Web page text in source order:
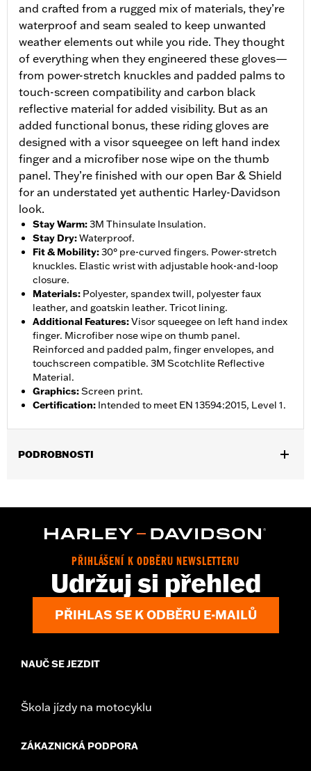
and crafted from a rugged mix of materials, they’re
waterproof and seam sealed to keep unwanted
weather elements out while you ride. They thought
of everything when they engineered these gloves—
from power-stretch knuckles and padded palms to
touch-screen compatibility and carbon black
reflective material for added visibility. But as an
added functional bonus, these riding gloves are
designed with a visor squeegee on left hand index
finger and a microfiber nose wipe on the thumb
panel. They’re finished with our open Bar & Shield
for an understated yet authentic Harley-Davidson
look.
Stay Warm:3M Thinsulate Insulation.
Stay Dry:Waterproof.
Fit & Mobility:30° pre-curved fingers. Power-stretch
knuckles. Elastic wrist with adjustable hook-and-loop
closure.
Materials: Polyester, spandex twill, polyester faux
leather, and goatskin leather. Tricot lining.
Additional Features:Visor squeegee on left hand index
finger. Microfiber nose wipe on thumb panel.
Reinforced and padded palm, finger envelopes, and
touchscreen compatible. 3M Scotchlite Reflective
Material.
Graphics:Screen print.
Certification: Intended to meet EN 13594:2015, Level 1.
PODROBNOSTI
Functional Features:Insulated,Waterproof,Pre-Curved
Compatible,Reflective
Yes
WARRANTY:
2 year limited warranty – Go towww.h-
d.com/warranty
for full details
Imported
PŘIHLÁŠENÍ K ODBĚRU NEWSLETTERU
Udržuj si přehled
PŘIHLAS SE K ODBĚRU E-MAILŮ
NAUČ SE JEZDIT
Škola jízdy na motocyklu
ZÁKAZNICKÁ PODPORA